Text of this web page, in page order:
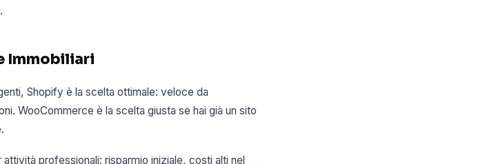
Immobiliari
Shopify è la scelta ottimale: veloce da
WooCommerce è la scelta giusta se hai già un sito
professionali: risparmio iniziale, costi alti nel